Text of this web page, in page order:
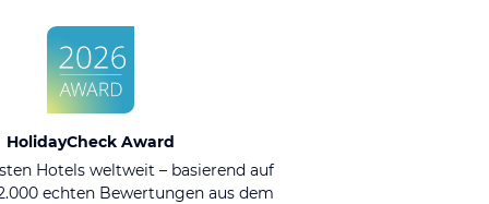
HolidayCheck Award
Hotels weltweit – basierend auf
echten Bewertungen aus dem